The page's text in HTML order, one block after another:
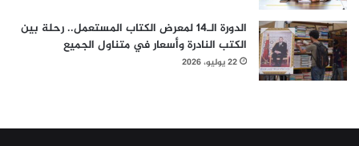
الدورة الـ14 لمعرض الكتاب المستعمل.. رحلة بين
الكتب النادرة وأسعار في متناول الجميع
22 يوليو، 2026